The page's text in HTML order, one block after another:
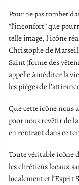
Pour ne pas tomber
“l’inconfort” que
telle image, l’icône
Christophe de
Saint (forme des
appelle à méditer la
les pièges de
Que cette icône nous
poor nous revêtir de
en rentrant dans ce
Toute véritable icône
les chrétiens locaux
localement et l’Esprit